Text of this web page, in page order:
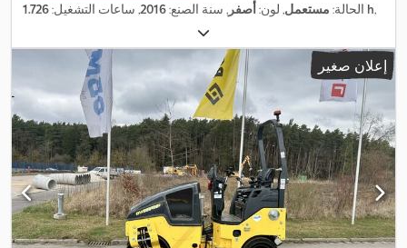
الحالة: مستعمل, لون: أصفر , سنة الصنع:2016, ساعات التشغيل: 1.726 h,
إعلان صغير